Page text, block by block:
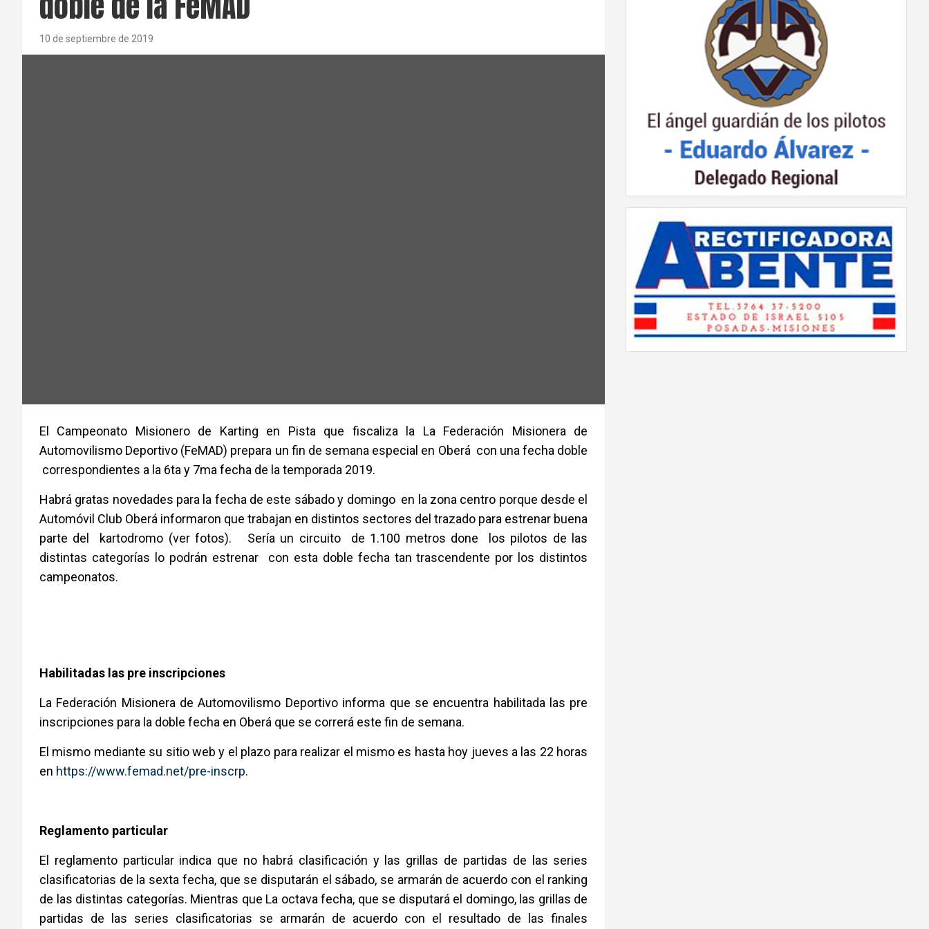
10 de septiembre de 2019
El Campeonato Misionero de Karting en Pista que fiscaliza la La Federación Misionera de
Automovilismo Deportivo (FeMAD) prepara un fin de semana especial en Oberá con una fecha doble
correspondientes a la 6ta y 7ma fecha de la temporada 2019.
Habrá gratas novedades para la fecha de este sábado y domingo en la zona centro porque desde el
Automóvil Club Oberá informaron que trabajan en distintos sectores del trazado para estrenar buena
parte del kartodromo (ver fotos). Sería un circuito de 1.100 metros done los pilotos de las
distintas categorías lo podrán estrenar con esta doble fecha tan trascendente por los distintos
campeonatos.
Habilitadas las pre inscripciones
La Federación Misionera de Automovilismo Deportivo informa que se encuentra habilitada las pre
inscripciones para la doble fecha en Oberá que se correrá este fin de semana.
El mismo mediante su sitio web y el plazo para realizar el mismo es hasta hoy jueves a las 22 horas
en https://www.femad.net/pre-inscrp.
Reglamento particular
El reglamento particular indica que no habrá clasificación y las grillas de partidas de las series
clasificatorias de la sexta fecha, que se disputarán el sábado, se armarán de acuerdo con el ranking
de las distintas categorías. Mientras que La octava fecha, que se disputará el domingo, las grillas de
partidas de las series clasificatorias se armarán de acuerdo con el resultado de las finales